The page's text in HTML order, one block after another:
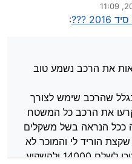
בגלל שהרכב שימש לצורך
לי והמוכר לא היה מוכן
שצריך
???
:
את הרכב נשמע טוב
שהרכב שימש לצורך
קרעו את הרכב כל המשטח
ככל הנראה בשל משקלים
הוריד לי והמוכר לא
היה מוכן לרדת במחיר הייתי מוכן לשלם 14000 ולהשקיע